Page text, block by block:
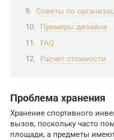
Советы по
Примеры дизайна
FAQ
Расчет стоимости
Проблема хранения
Хранение спортивного
вызов, поскольку часто
площади, а предметы